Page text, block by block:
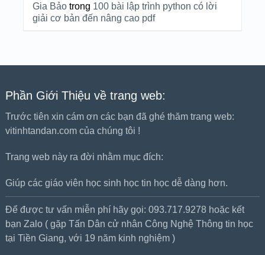
Gia Bảotrong 100 bài lập trình python có lời
giải cơ bản đến nâng cao pdf
Phần Giới Thiệu về trang web:
Trước tiên xin cám ơn các bạn đã ghé thăm trang web:
vitinhtandan.com của chúng tôi !
Trang web này ra đời nhằm mục đích:
Giúp các giáo viên học sinh học tin học dễ dàng hơn.
Để được tư vấn miễn phí hãy gọi: 093.717.9278 hoặc kết
bạn Zalo ( gặp Tấn Dân cử nhân Công Nghệ Thông tin học
tại Tiền Giang, với 19 năm kinh nghiệm )